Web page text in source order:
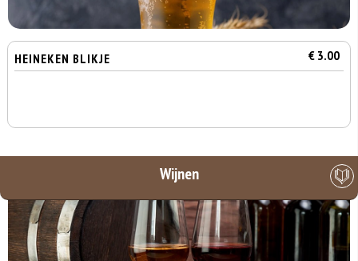
HEINEKEN BLIKJE € 3.00
Wijnen